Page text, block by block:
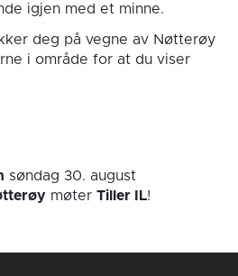
igjen med et minne.
deg på vegne av Nøtterøy
i område for at du viser
søndag 30. august
møter Tiller IL!